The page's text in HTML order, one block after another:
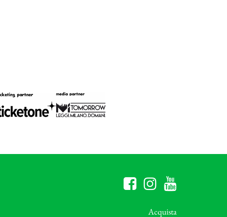
Acquista